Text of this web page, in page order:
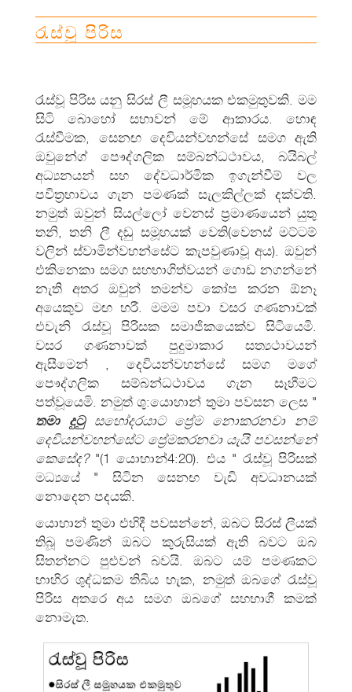
රැස්වූ පිරිස
රැස්වූ පිරිස යනු සිරස් ලී සමූහයක එකමුතුවකි. මම
සිටි බොහෝ සභාවන් මේ ආකාරය. හොඳ
රැස්වීමක, සෙනඟ දෙවියන්වහන්සේ සමග ඇති
ඔවුන්‍ගේ පෞද්ගලික සම්බන්‍ධථාවය, බයිබල්
අධ්‍යනයන් සහ දේවධාර්මික ඉගැන්වීම් වල
පවිත්‍රභාවය ගැන පමණක් සැලකිල්ලක් දක්වති.
නමුත් ඔවුන් සියල්ලෝ වෙනස් ප්‍රමාණයෙන් යුතු
තනි, තනි ලී දඬු සමූහයක් වෙති(වෙනස් මට්ටම්
වලින් ස්වාමින්වහන්සේට කැපවුණාවූ අය). ඔවුන්
එකිනෙකා සමග සහභාගිත්වයන් ගොඩ නගන්නේ
නැති අතර ඔවුන් තමන්ව කෝප කරන ඕනෑ
අයෙකුව මඟ හරී. මමම පවා වසර ගණනාවක්
එවැනි රැස්වූ පිරිසක සමාජිකයෙක්ව සිටියෙමි.
වසර ගණනාවක් පුදුමාකාර සත්‍යථාවයන්
ඇසීමෙන් , දෙවියන්වහන්සේ සමග මගේ
පෞද්ගලික සම්බන්‍ධථාවය ගැන සෑහීමට
පත්වූයෙමි. නමුත් ශු:යොහාන් තුමා පවසන ලෙස "
තමා දුටු
සහෝදරයාට ප්‍රේම නොකරනවා නම්
දෙවියන්වහන්සේට ප්‍රේමකරනවා යැයි පවසන්නේ
කෙසේද? "(1 යොහාන්4:20). එය " රැස්වූ පිරිසක්
මධ්‍යයේ " සිටින සෙනඟ වැඩි අවධානයක්
නොදෙන පදයකි.
යොහාන් තුමා එහිදී පවසන්නේ, ඔබට සිරස් ලීයක්
තිබූ පමණින් ඔබට කුරුසියක් ඇති බවට ඔබ
සිතන්නට පුළුවන් බවයි. ඔබට යම් පමණකට
භාහිර ශුද්ධකම තිබිය හැක, නමුත් ඔබගේ රැස්වූ
පිරිස අතරෙ අය සමග ඔබගේ සහභාගී කමක්
නොමැත.